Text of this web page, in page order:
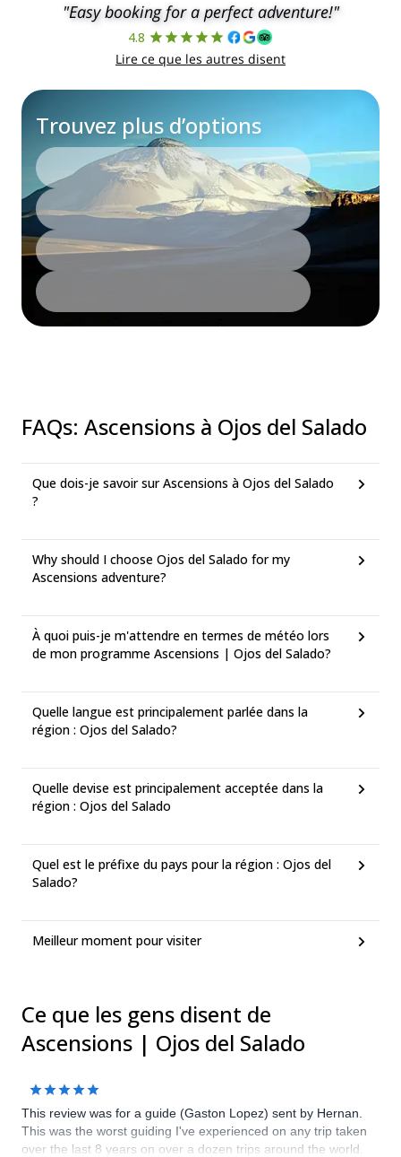
"Easy booking for a perfect adventure!"
4.8
Lire ce que les autres disent
Trouvez plus d’options
FAQs: Ascensions à Ojos del Salado
Que dois-je savoir sur Ascensions à Ojos del Salado
?
Why should I choose Ojos del Salado for my
Ascensions adventure?
À quoi puis-je m'attendre en termes de météo lors
de mon programme Ascensions | Ojos del Salado?
Quelle langue est principalement parlée dans la
région : Ojos del Salado?
Quelle devise est principalement acceptée dans la
région : Ojos del Salado
Quel est le préfixe du pays pour la région : Ojos del
Salado?
Meilleur moment pour visiter
Ce que les gens disent de
Ascensions | Ojos del Salado
This review was for a guide (Gaston Lopez) sent by Hernan.
This was the worst guiding I've experienced on any trip taken
over the last 8 years on over a dozen trips around the world.